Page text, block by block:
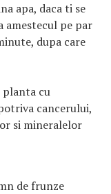
apa, daca ti se
amestecul pe par
dupa care
planta cu
cancerului,
si mineralelor
de frunze